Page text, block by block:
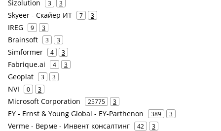
Sizolution 3 3
Skyeer - Скайер ИТ 7 3
IREG 9 3
Brainsoft 3 3
Simformer 4 3
Fabrique.ai 4 3
Geoplat 3 3
NVI 0 3
Microsoft Corporation 25775 3
EY - Ernst & Young Global - EY-Parthenon 389 3
Verme - Верме - Инвент консалтинг 42 3